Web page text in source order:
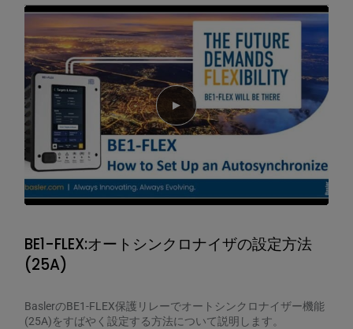
Play video
BE1-FLEX:オートシンクロナイザの設定方法
(25A)
BaslerのBE1-FLEX保護リレーでオートシンクロナイザー機能
(25A)をすばやく設定する方法について説明します。